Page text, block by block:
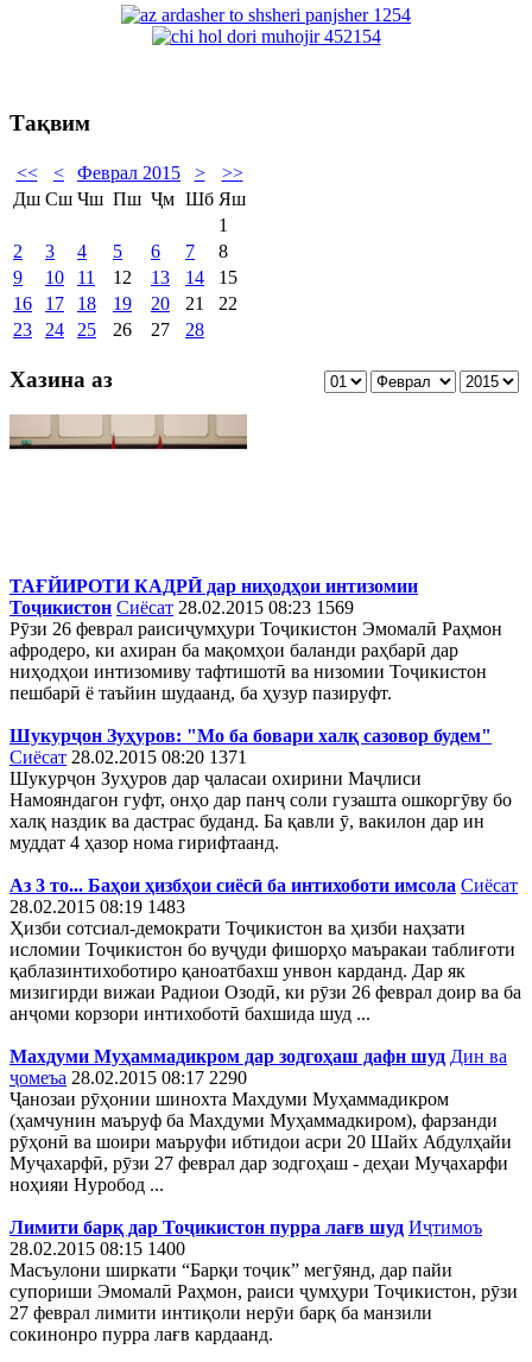
Тақвим
<< < Феврал 2015 >
>>
Дш Сш Чш Пш Ҷм Шб Яш
1
2
3 4 5 6 7
8
9
10 11 12 13 14
15
16
17 18 19 20 21
22
23
24 25 26 27 28
Хазина аз
ТАҒЙИРОТИ КАДРӢ дар ниҳодҳои интизомии
Тоҷикистон Сиёсат 28.02.2015 08:23 1569
Рӯзи 26 феврал раисиҷумҳури Тоҷикистон Эмомалӣ Раҳмон
афродеро, ки ахиран ба мақомҳои баланди раҳбарӣ дар
ниҳодҳои интизомиву тафтишотӣ ва низомии Тоҷикистон
пешбарӣ ё таъйин шудаанд, ба ҳузур пазируфт.
Шукурҷон Зуҳуров: "Мо ба бовари халқ сазовор будем"
Сиёсат 28.02.2015 08:20 1371
Шукурҷон Зуҳуров дар ҷаласаи охирини Маҷлиси
Намояндагон гуфт, онҳо дар панҷ соли гузашта ошкоргӯву бо
халқ наздик ва дастрас буданд. Ба қавли ӯ, вакилон дар ин
муддат 4 ҳазор нома гирифтаанд.
Аз 3 то... Баҳои ҳизбҳои сиёсӣ ба интихоботи имсола Сиёсат
28.02.2015 08:19 1483
Ҳизби сотсиал-демократи Тоҷикистон ва ҳизби наҳзати
исломии Тоҷикистон бо вуҷуди фишорҳо маъракаи таблиғоти
қаблазинтихоботиро қаноатбахш унвон карданд. Дар як
мизигирди вижаи Радиои Озодӣ, ки рӯзи 26 феврал доир ва ба
анҷоми корзори интихоботӣ бахшида шуд ...
Махдуми Муҳаммадикром дар зодгоҳаш дафн шуд Дин ва
ҷомеъа 28.02.2015 08:17 2290
Ҷанозаи рӯҳонии шинохта Махдуми Муҳаммадикром
(ҳамчунин маъруф ба Махдуми Муҳаммадкиром), фарзанди
рӯҳонӣ ва шоири маъруфи ибтидои асри 20 Шайх Абдулҳайи
Муҷахарфӣ, рӯзи 27 феврал дар зодгоҳаш - деҳаи Муҷахарфи
ноҳияи Нуробод ...
Лимити барқ дар Тоҷикистон пурра лағв шуд Иҷтимоъ
28.02.2015 08:15 1400
Масъулони ширкати “Барқи тоҷик” мегӯянд, дар пайи
супориши Эмомалӣ Раҳмон, раиси ҷумҳури Тоҷикистон, рӯзи
27 феврал лимити интиқоли нерӯи барқ ба манзили
сокинонро пурра лағв кардаанд.